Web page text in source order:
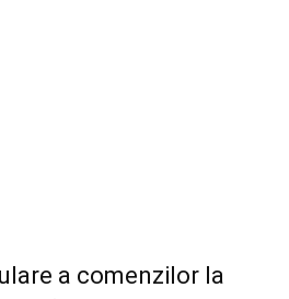
a comenzilor la